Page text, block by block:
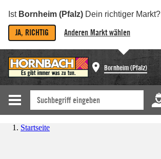
Ist Bornheim (Pfalz) Dein richtiger Markt?
JA, RICHTIG Anderen Markt wählen
Bornheim (Pfalz)
Startseite